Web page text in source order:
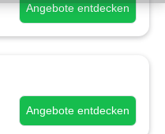
Angebote entdecken
Angebote entdecken